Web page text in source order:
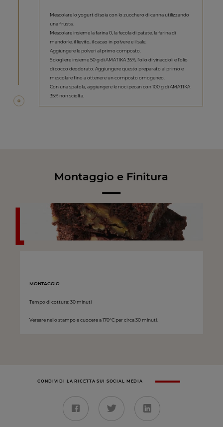
Mescolare lo yogurt di soia con lo zucchero di canna utilizzando
una frusta.
Mescolare insieme la farina 0, la fecola di patate, la farina di
mandorle, il lievito, il cacao in polvere e il sale.
Aggiungere le polveri al primo composto.
Sciogliere insieme 50 g di AMATIKA 35%, l’olio di vinaccioli e l’olio
di cocco deodorato. Aggiungere questo preparato al primo e
mescolare fino a ottenere un composto omogeneo.
Con una spatola, aggiungere le noci pecan con 100 g di AMATIKA
35% non sciolta.
Montaggio e Finitura
MONTAGGIO
Tempo di cottura: 30 minuti
Versare nello stampo e cuocere a 170°C per circa 30 minuti.
CONDIVIDI LA RICETTA SUI SOCIAL MEDIA